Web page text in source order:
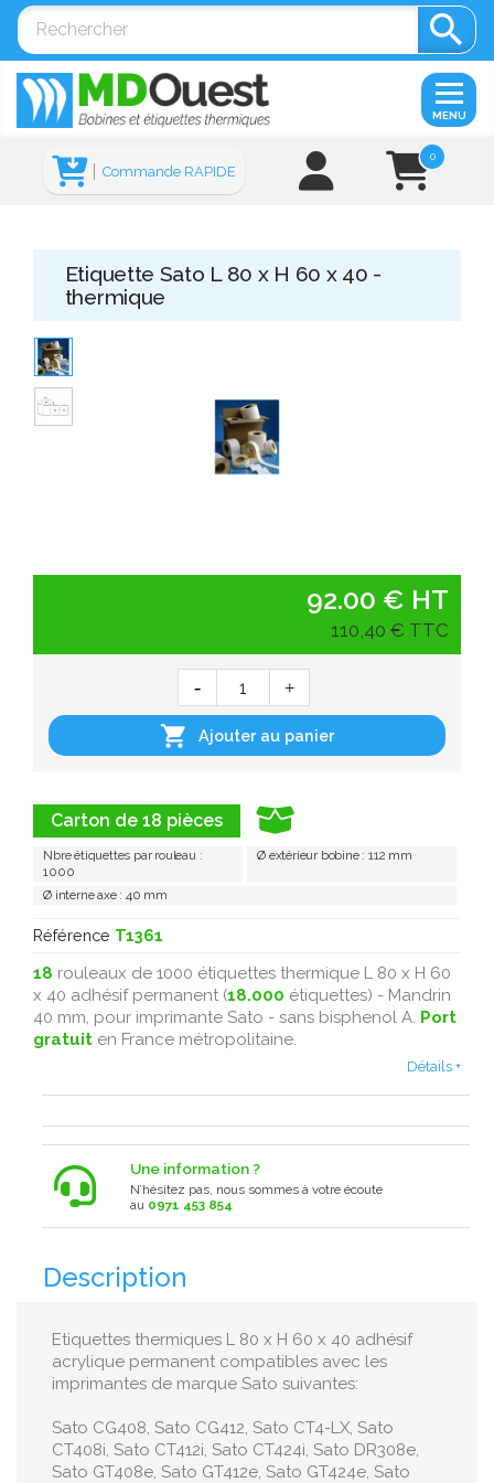

0
Commande RAPIDE
MENU
Etiquette Sato L 80 x H 60 x 40 -
thermique
Carton de 18 pièces
Nbre étiquettes par rouleau :
1000
Ø extérieur bobine : 112 mm
Ø interne axe : 40 mm
Référence T1361
18 rouleaux de 1000 étiquettes thermique L 80 x H 60
x 40 adhésif permanent (18.000 étiquettes) - Mandrin
40 mm, pour imprimante Sato - sans bisphenol A . Port
gratuit en France métropolitaine .
Détails +
Une information ?
N’hésitez pas, nous sommes à votre écoute
au 0971 453 854
92.00 € HT
110,40 € TTC
 Ajouter au panier
Description
Etiquettes thermiques L 80 x H 60 x 40 adhésif
acrylique permanent compatibles avec les
imprimantes de marque Sato suivantes:
Sato CG408, Sato CG412, Sato CT4-LX, Sato
CT408i, Sato CT412i, Sato CT424i, Sato DR308e,
Sato GT408e, Sato GT412e, Sato GT424e, Sato